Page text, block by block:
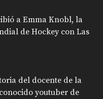
a Emma Knobl, la
de Hockey con Las
del docente de la
youtuber de